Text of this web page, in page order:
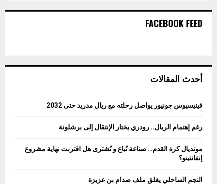
FACEBOOK FEED
أحدث المقالات
فينيسيوس جونيور يواصل رحلته مع ريال مدريد حتى 2032
رغم إهتمام الريال.. رودري يختار الإنتقال إلى برشلونة
مونديال كرة القدم… صناعة تُباع و تُشترى هل اقتربت نهاية مشروع
إنفانتينو؟
النجم الساحلي يغلق ملف صدام بن عزيزة